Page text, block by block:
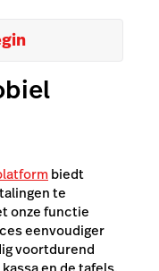
biedt
te
onze functie
eenvoudiger
voortdurend